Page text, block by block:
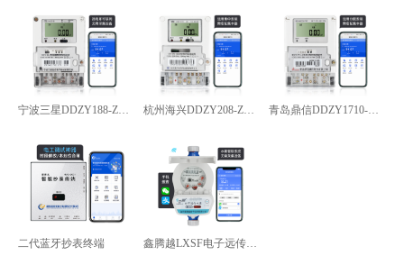
宁波三星DDZY188-Z型4G通讯智能电能表杭州海兴DDZY208-Z型RS485通讯智能电能表
青岛鼎信DDZY1710-Z型单
二代蓝牙抄表终端 鑫腾越LXSF电子远传智能水表